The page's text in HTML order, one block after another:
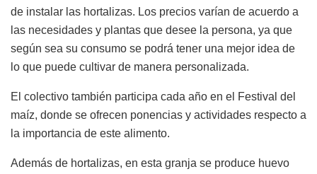
de instalar las hortalizas. Los precios varían de acuerdo a
las necesidades y plantas que desee la persona, ya que
según sea su consumo se podrá tener una mejor idea de
lo que puede cultivar de manera personalizada.
El colectivo también participa cada año en el Festival del
maíz, donde se ofrecen ponencias y actividades respecto a
la importancia de este alimento.
Además de hortalizas, en esta granja se produce huevo